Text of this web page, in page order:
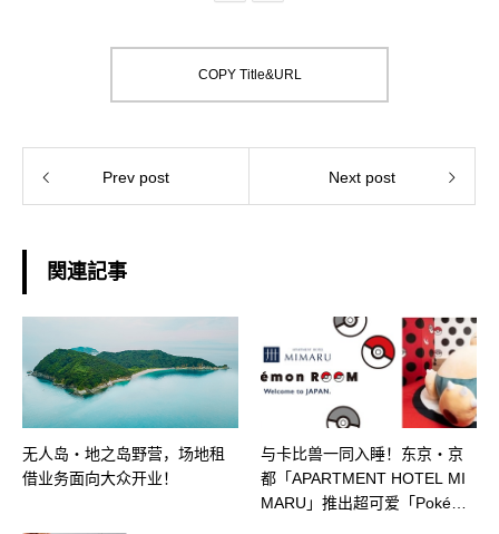
COPY Title&URL
Prev post Next post
関連記事
无人岛・地之岛野营，场地租
借业务面向大众开业！
与卡比兽一同入睡！东京・京
都「APARTMENT HOTEL MI
MARU」推出超可爱「Pokémo